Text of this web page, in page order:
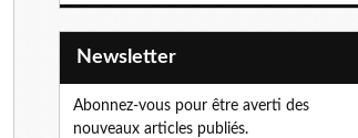
Newsletter
Abonnez-vous pour être averti des
nouveaux articles publiés.